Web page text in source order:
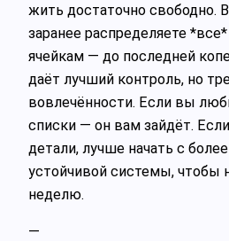
жить достаточно свободно.
заранее распределяете
ячейкам — до последней
даёт лучший контроль, но
вовлечённости. Если вы
списки — он вам зайдёт.
детали, лучше начать с
устойчивой системы, чтобы
неделю.
—